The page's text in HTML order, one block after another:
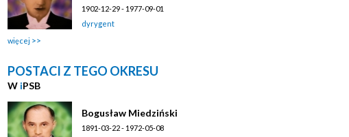
1902-12-29 - 1977-09-01
dyrygent
więcej
POSTACI Z TEGO OKRESU
W iPSB
Bogusław Miedziński
1891-03-22 - 1972-05-08